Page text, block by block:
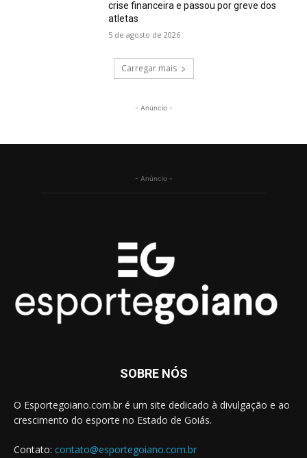
crise financeira e passou por greve dos
atletas
5 de agosto de 2026
Carregar mais
- Anúncio -
- Anúncio -
SOBRE NÓS
O Esportegoiano.com.br é um site dedicado à divulgação e ao
crescimento do esporte no Estado de Goiás.
Contato: contato@esportegoiano.com.br